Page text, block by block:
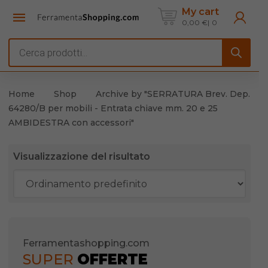
My cart
0,00 € 0
Home Shop
Archive by "SERRATURA Brev. Dep.
64280/B per mobili - Entrata chiave mm. 20 e 25
AMBIDESTRA con accessori"
Visualizzazione del risultato
Ferramentashopping.com
SUPER OFFERTE